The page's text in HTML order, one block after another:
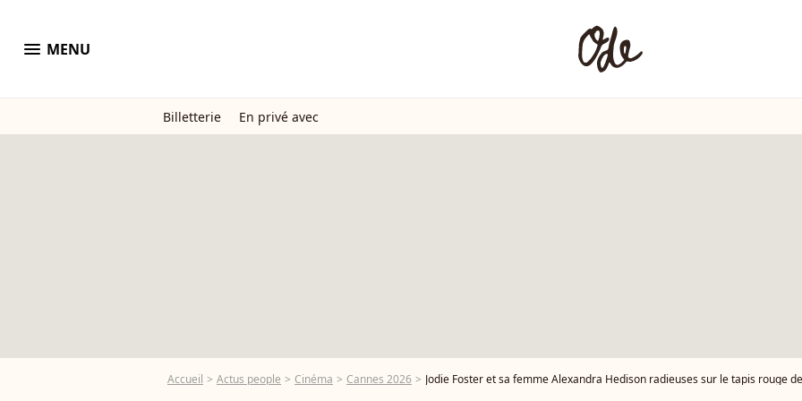
menu MENU
Billetterie En privé avec
Accueil Actus people Cinéma Cannes 2026 Jodie Foster et sa femme Alexandra Hedison radieuses sur le tapis rouge